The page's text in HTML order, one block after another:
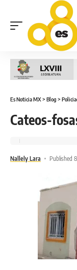
Es Noticia MX> Blog >
Cateos-
Nallely Lara Published